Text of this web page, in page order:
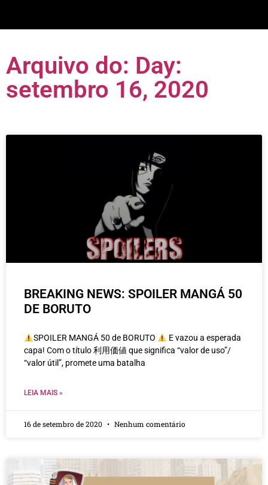
Arquivo do: Day:
setembro 16, 2020
BREAKING NEWS: SPOILER MANGÁ 50
DE BORUTO
SPOILER MANGÁ 50 de BORUTO
E vazou a esperada
capa! Com o título 利用価値 que significa “valor de uso”/
“valor útil”, promete uma batalha
LEIA MAIS »
16 de setembro de 2020 Nenhum comentário